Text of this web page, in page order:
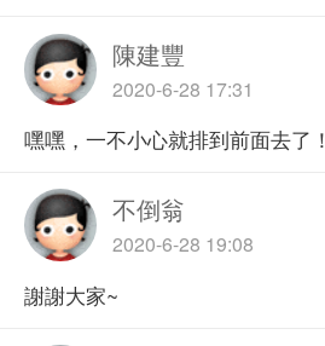
陳建豐
2020-6-28 17:31
嘿嘿，一不小心就排到前面去了！
不倒翁
2020-6-28 19:08
謝謝大家~